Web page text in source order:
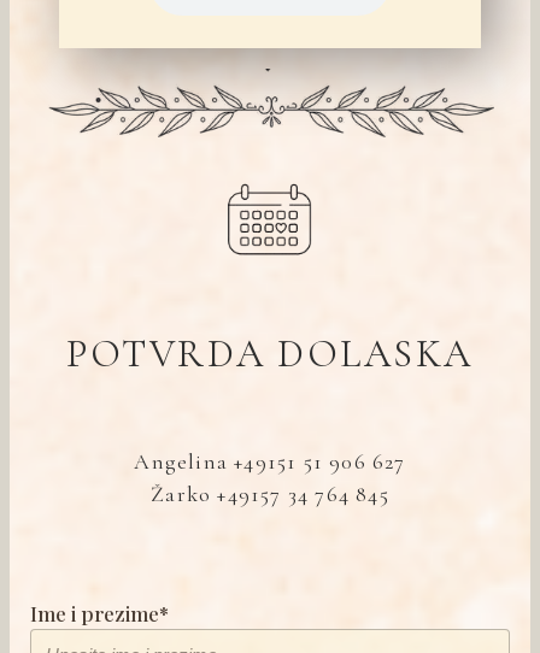
POTVRDA DOLASKA
Angelina +49151 51 906 627
Žarko +49157 34 764 845
Ime i prezime*